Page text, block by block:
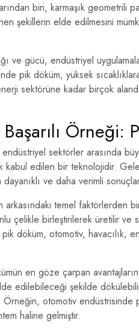
biri, karmaşık geometrili
şekillerin elde edilmesini
ve gücü, endüstriyel
pik döküm, yüksek
sektörüne kadar birçok
Örneği:
sektörler arasında
edilen bir teknolojidir.
ve daha verimli
arkasındaki temel faktörlerden
çelikle birleştirilerek üretilir ve
döküm, otomotiv, havacılık,
en göze çarpan
edilebileceği şekilde
Örneğin, otomotiv
haline gelmiştir.